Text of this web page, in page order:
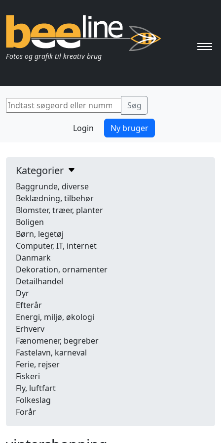
Fotos og grafik til kreativ brug
Login Ny bruger
Kategorier
Baggrunde, diverse
Beklædning, tilbehør
Blomster, træer, planter
Boligen
Børn, legetøj
Computer, IT, internet
Danmark
Dekoration, ornamenter
Detailhandel
Dyr
Efterår
Energi, miljø, økologi
Erhverv
Fænomener, begreber
Fastelavn, karneval
Ferie, rejser
Fiskeri
Fly, luftfart
Folkeslag
Forår